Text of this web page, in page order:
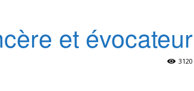
et évocateur
3120